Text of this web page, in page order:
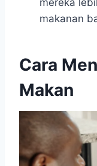
mereka
makanan
Cara
Makan